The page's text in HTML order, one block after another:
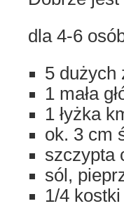
dla 4-6
5 dużych
1 mała
1 łyżka
ok. 3 cm
szczypta
sól,
1/4 kostki